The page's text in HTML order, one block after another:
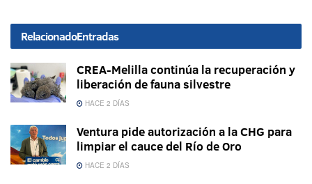
RelacionadoEntradas
CREA-Melilla continúa la recuperación y
liberación de fauna silvestre
HACE 2 DÍAS
Ventura pide autorización a la CHG para
limpiar el cauce del Río de Oro
HACE 2 DÍAS